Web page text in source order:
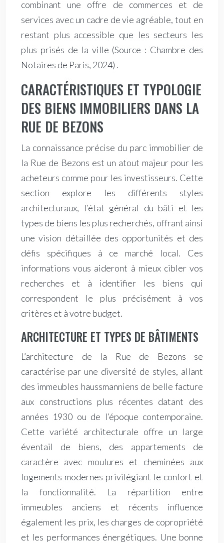
combinant une offre de commerces et de
services avec un cadre de vie agréable, tout en
restant plus accessible que les secteurs les
plus prisés de la ville (Source : Chambre des
Notaires de Paris, 2024) .
CARACTÉRISTIQUES ET TYPOLOGIE
DES BIENS IMMOBILIERS DANS LA
RUE DE BEZONS
La connaissance précise du parc immobilier de
la Rue de Bezons est un atout majeur pour les
acheteurs comme pour les investisseurs. Cette
section explore les différents styles
architecturaux, l’état général du bâti et les
types de biens les plus recherchés, offrant ainsi
une vision détaillée des opportunités et des
défis spécifiques à ce marché local. Ces
informations vous aideront à mieux cibler vos
recherches et à identifier les biens qui
correspondent le plus précisément à vos
critères et à votre budget.
ARCHITECTURE ET TYPES DE BÂTIMENTS
L’architecture de la Rue de Bezons se
caractérise par une diversité de styles, allant
des immeubles haussmanniens de belle facture
aux constructions plus récentes datant des
années 1930 ou de l’époque contemporaine.
Cette variété architecturale offre un large
éventail de biens, des appartements de
caractère avec moulures et cheminées aux
logements modernes privilégiant le confort et
la fonctionnalité. La répartition entre
immeubles anciens et récents influence
également les prix, les charges de copropriété
et les performances énergétiques. Une bonne